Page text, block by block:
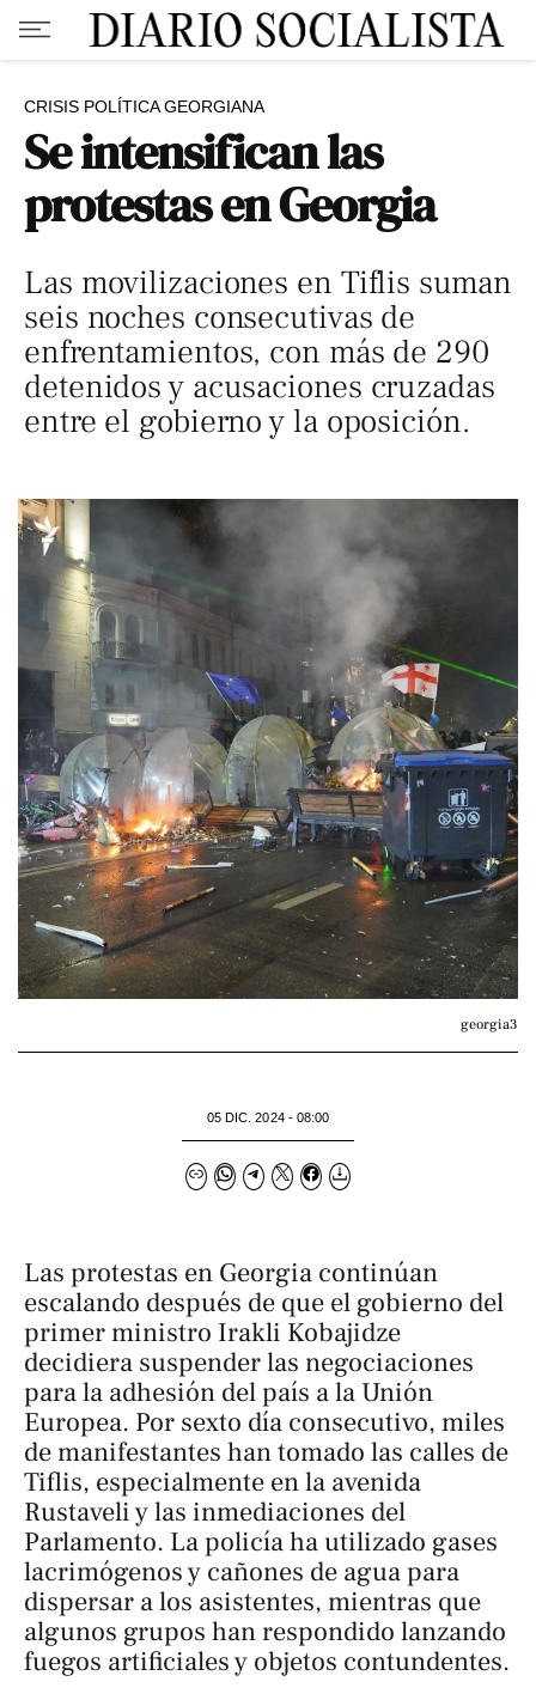
CRISIS POLÍTICA GEORGIANA
Se intensifican las
protestas en Georgia
Las movilizaciones en Tiflis suman
seis noches consecutivas de
enfrentamientos, con más de 290
detenidos y acusaciones cruzadas
entre el gobierno y la oposición.
georgia3
05 DIC. 2024 - 08:00
Las protestas en Georgia continúan
escalando después de que el gobierno del
primer ministro Irakli Kobajidze
decidiera suspender las negociaciones
para la adhesión del país a la Unión
Europea. Por sexto día consecutivo, miles
de manifestantes han tomado las calles de
Tiflis, especialmente en la avenida
Rustaveli y las inmediaciones del
Parlamento. La policía ha utilizado gases
lacrimógenos y cañones de agua para
dispersar a los asistentes, mientras que
algunos grupos han respondido lanzando
fuegos artificiales y objetos contundentes.